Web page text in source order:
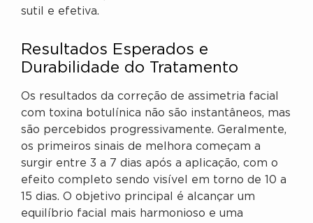
sutil e efetiva.
Resultados Esperados e
Durabilidade do Tratamento
Os resultados da correção de assimetria facial
com toxina botulínica não são instantâneos, mas
são percebidos progressivamente. Geralmente,
os primeiros sinais de melhora começam a
surgir entre 3 a 7 dias após a aplicação, com o
efeito completo sendo visível em torno de 10 a
15 dias. O objetivo principal é alcançar um
equilíbrio facial mais harmonioso e uma